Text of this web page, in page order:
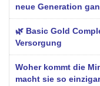
neue Generation
🌿 Basic Gold
Versorgung
Woher kommt die
macht sie so